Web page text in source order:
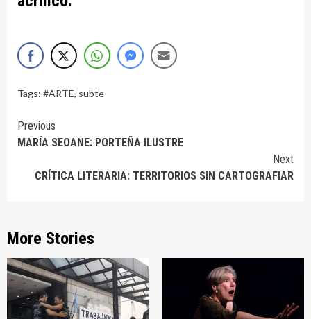
Tags: #ARTE, subte
Continue
Reading
Previous
MARÍA SEOANE: PORTEÑA ILUSTRE
Next
CRÍTICA LITERARIA: TERRITORIOS SIN CARTOGRAFIAR
More Stories